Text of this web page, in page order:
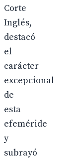
Corte
Inglés,
destacó
el
carácter
excepcional
de
esta
efeméride
y
subrayó